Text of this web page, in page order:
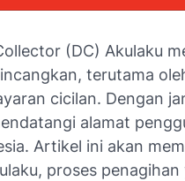
(DC) Akulaku
terutama
cicilan. Dengan
alamat
Artikel ini akan
proses